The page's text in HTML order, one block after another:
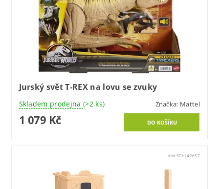
Jurský svět T-REX na lovu se zvuky
Skladem prodejna (>2 ks) Značka: Mattel
1 079 Kč
Kód:SCHL42657